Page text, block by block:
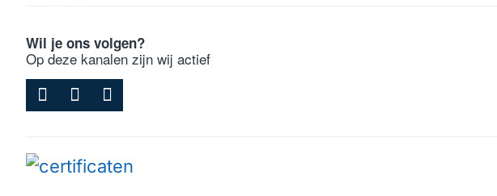
Wil je ons volgen?
Op deze kanalen zijn wij actief